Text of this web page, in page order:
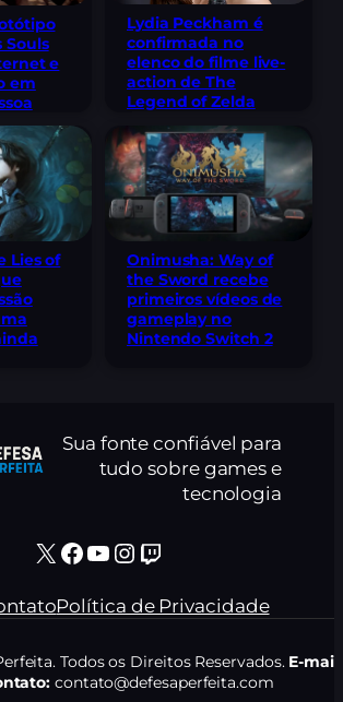
Souls
e
em
Lydia Peckham é
confirmada no
elenco do filme live-
action de The
Legend of Zelda
Lies of
Onimusha: Way of
the Sword recebe
primeiros vídeos de
gameplay no
Nintendo Switch 2
Sua fonte confiável para
tudo sobre games e
tecnologia
X Facebook Youtube Instagram Twitch
Política de Privacidade
Todos os Direitos Reservados. E-mail
contato@defesaperfeita.com